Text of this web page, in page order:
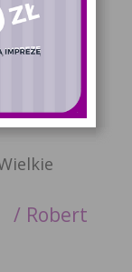
i
Magdalena
Robert